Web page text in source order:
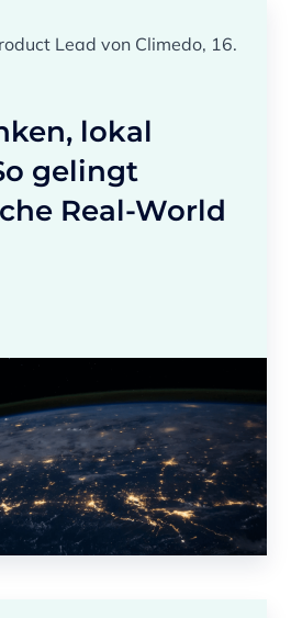
Lead von Climedo, 16.
lokal
gelingt
Real-World